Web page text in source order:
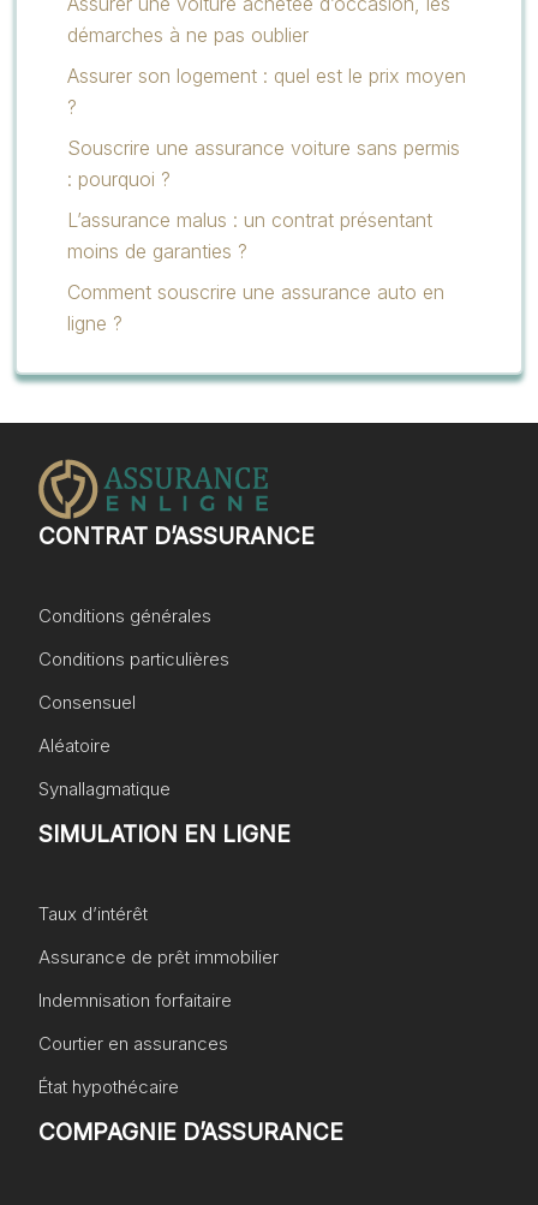
démarches à ne pas oublier
Assurer son logement : quel est le prix moyen
?
Souscrire une assurance voiture sans permis
: pourquoi ?
L’assurance malus : un contrat présentant
moins de garanties ?
Comment souscrire une assurance auto en
ligne ?
CONTRAT D’ASSURANCE
Conditions générales
Conditions particulières
Consensuel
Aléatoire
Synallagmatique
SIMULATION EN LIGNE
Taux d’intérêt
Assurance de prêt immobilier
Indemnisation forfaitaire
Courtier en assurances
État hypothécaire
COMPAGNIE D’ASSURANCE